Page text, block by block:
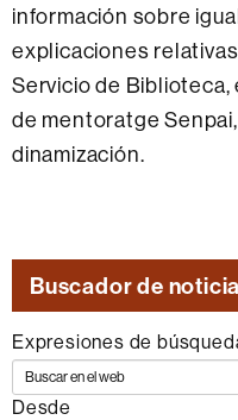
información sobre
explicaciones
Servicio de Biblioteca,
de mentoratge
dinamización.
Buscador de
Expresiones de
Desde